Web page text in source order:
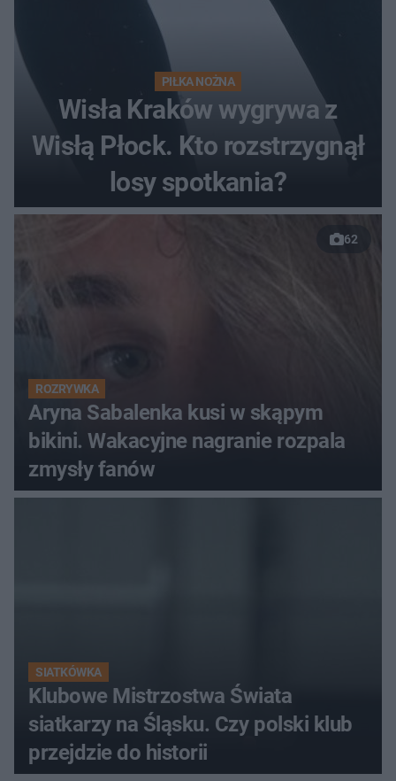
PIŁKA NOŻNA
Wisła Kraków wygrywa z
Wisłą Płock. Kto rozstrzygnął
losy spotkania?
62
ROZRYWKA
Aryna Sabalenka kusi w skąpym
bikini. Wakacyjne nagranie rozpala
zmysły fanów
SIATKÓWKA
Klubowe Mistrzostwa Świata
siatkarzy na Śląsku. Czy polski klub
przejdzie do historii